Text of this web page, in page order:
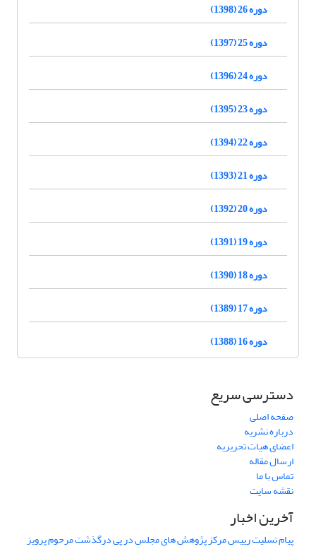
دوره 26 (1398)
دوره 25 (1397)
دوره 24 (1396)
دوره 23 (1395)
دوره 22 (1394)
دوره 21 (1393)
دوره 20 (1392)
دوره 19 (1391)
دوره 18 (1390)
دوره 17 (1389)
دوره 16 (1388)
دسترسی سریع
صفحه اصلی
درباره نشریه
اعضای هیات تحریریه
ارسال مقاله
تماس با ما
نقشه سایت
آخرین اخبار
پیام تسلیت رییس مرکز پژوهش های مجلس در پی درگذشت مرحوم پرویز